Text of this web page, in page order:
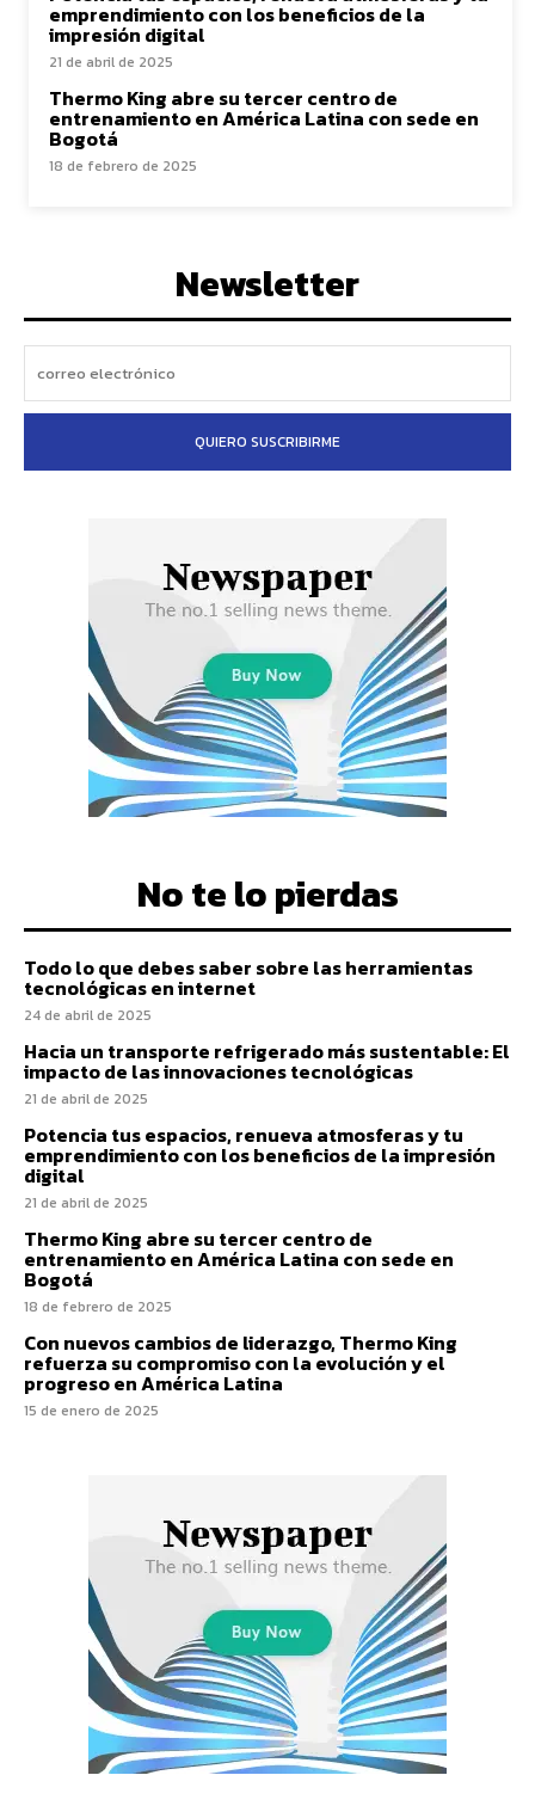
emprendimiento con los beneficios de la
impresión digital
21 de abril de 2025
Thermo King abre su tercer centro de
entrenamiento en América Latina con sede en
Bogotá
18 de febrero de 2025
Newsletter
QUIERO SUSCRIBIRME
No te lo pierdas
Todo lo que debes saber sobre las herramientas
tecnológicas en internet
24 de abril de 2025
Hacia un transporte refrigerado más sustentable: El
impacto de las innovaciones tecnológicas
21 de abril de 2025
Potencia tus espacios, renueva atmosferas y tu
emprendimiento con los beneficios de la impresión
digital
21 de abril de 2025
Thermo King abre su tercer centro de
entrenamiento en América Latina con sede en
Bogotá
18 de febrero de 2025
Con nuevos cambios de liderazgo, Thermo King
refuerza su compromiso con la evolución y el
progreso en América Latina
15 de enero de 2025